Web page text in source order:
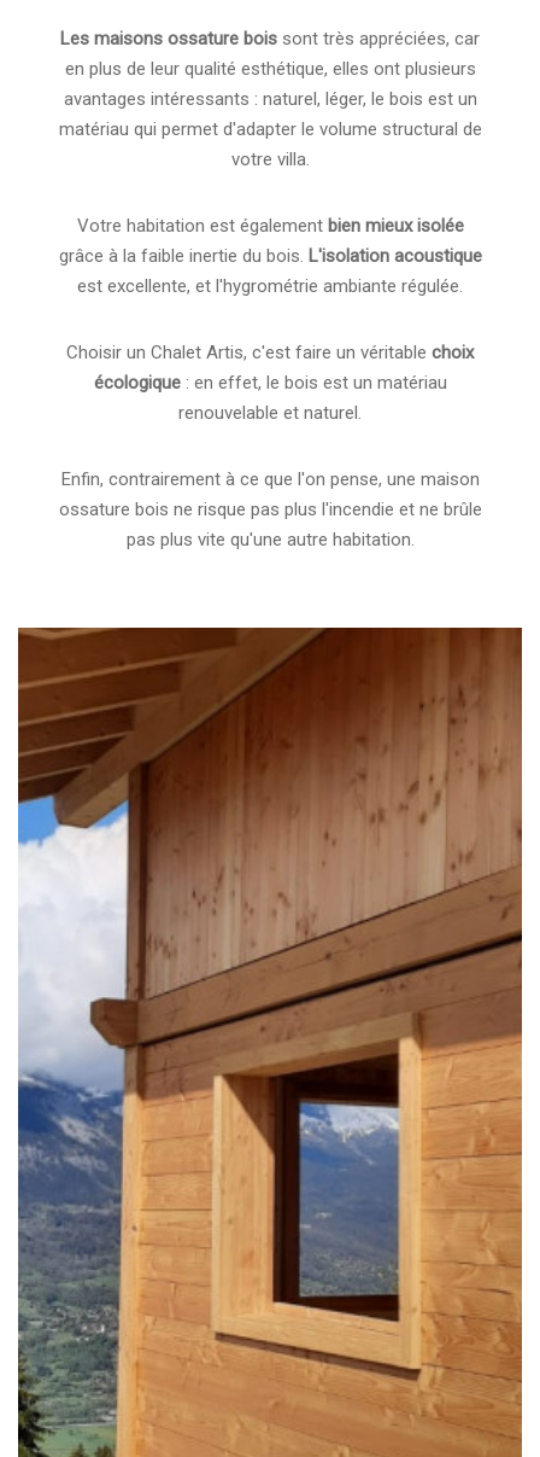
Les maisons ossature bois sont très appréciées, car
en plus de leur qualité esthétique, elles ont plusieurs
avantages intéressants : naturel, léger, le bois est un
matériau qui permet d'adapter le volume structural de
votre villa.
Votre habitation est également bien mieux isolée
grâce à la faible inertie du bois. L'isolation acoustique
est excellente, et l'hygrométrie ambiante régulée.
Choisir un Chalet Artis, c'est faire un véritable choix
écologique: en effet, le bois est un matériau
renouvelable et naturel.
Enfin, contrairement à ce que l'on pense, une maison
ossature bois ne risque pas plus l'incendie et ne brûle
pas plus vite qu'une autre habitation.